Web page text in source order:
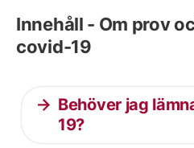
Innehåll - Om prov
covid-19
Behöver jag
19?